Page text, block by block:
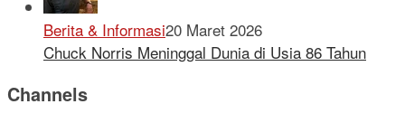
Berita & Informasi20 Maret 2026
Chuck Norris Meninggal Dunia di Usia 86 Tahun
Channels